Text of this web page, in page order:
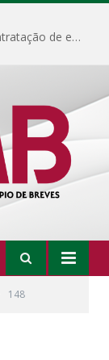
DISPENSA DE LICITAÇÃO Nº 003/2026 ( Contratação de empresa para fornecimento de gêneros alimentícios não perecíveis, materiais de expediente, descartáveis, copa e cozinha, para análise e posterior publicação.)
148